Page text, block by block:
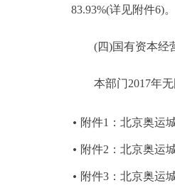
83.93%(详见附件6)。
(四)国有资本经营
本部门2017年无
附件1：北京奥运
附件2：北京奥运
附件3：北京奥运